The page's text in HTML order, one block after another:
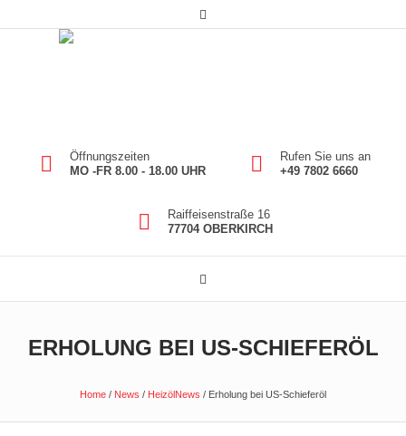
Öffnungszeiten
MO -FR 8.00 - 18.00 UHR
Rufen Sie uns an
+49 7802 6660
Raiffeisenstraße 16
77704 OBERKIRCH
ERHOLUNG BEI US-SCHIEFERÖL
Home / News / HeizölNews / Erholung bei US-Schieferöl